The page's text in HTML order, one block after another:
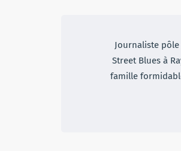
Journaliste pôle
Street Blues à
famille